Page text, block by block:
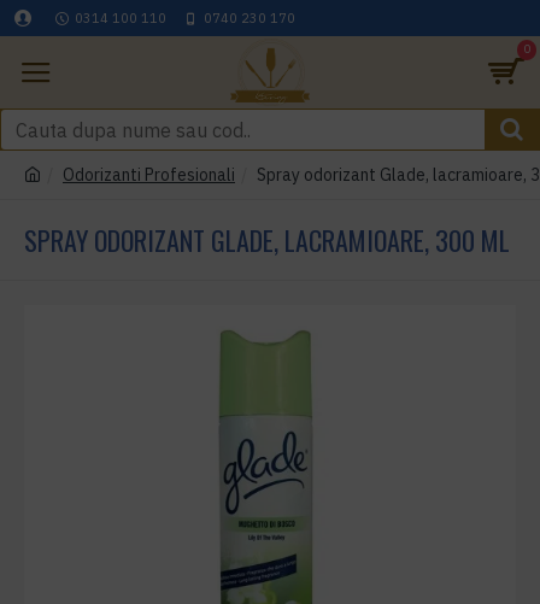
0314 100 110 0740 230 170
0
Odorizanti Profesionali Spray odorizant Glade, lacramioare,
SPRAY ODORIZANT GLADE, LACRAMIOARE, 300 ML